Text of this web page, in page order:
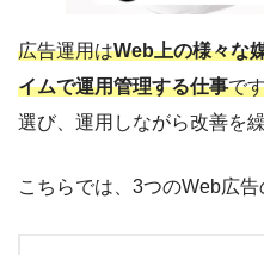
広告運用はWeb上の様々な
イムで運用管理する仕事で
選び、運用しながら改善を
こちらでは、3つのWeb広告